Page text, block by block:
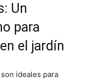
Un
para
el jardín
ideales para